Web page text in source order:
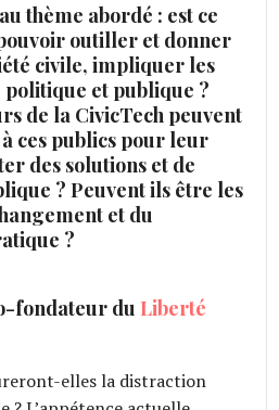
thème abordé : est ce
outiller et donner
civile, impliquer les
politique et publique ?
de la CivicTech peuvent
ces publics pour leur
des solutions et de
? Peuvent ils être les
et du
?
fondateur du Liberté
elles la distraction